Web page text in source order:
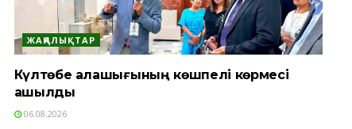
ЖАҢАЛЫҚТАР
Күлтөбе қалашығының көшпелі көрмесі
ашылды
06.08.2026